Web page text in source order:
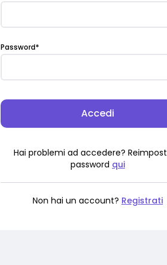
Password*
Accedi
Hai problemi ad accedere?
password qui
Non hai un account? Registrati